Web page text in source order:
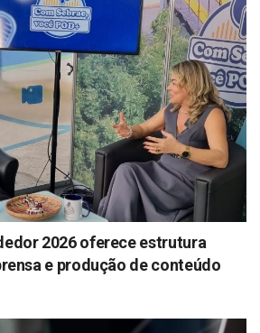
2026 oferece estrutura
e produção de conteúdo